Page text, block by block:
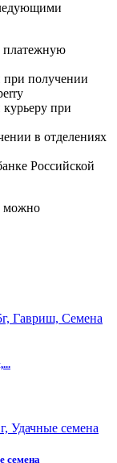
платежную
получении
при
в отделениях
Российской
можно
семена